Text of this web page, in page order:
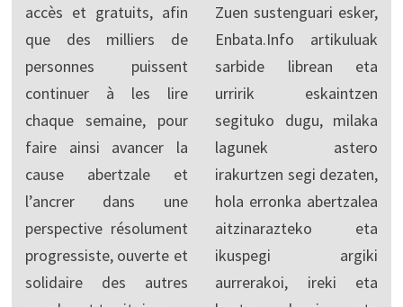
accès et gratuits, afin
que des milliers de
personnes puissent
continuer à les lire
chaque semaine, pour
faire ainsi avancer la
cause abertzale et
l’ancrer dans une
perspective résolument
progressiste, ouverte et
solidaire des autres
Zuen sustenguari esker,
Enbata.Info artikuluak
sarbide librean eta
urririk eskaintzen
segituko dugu, milaka
lagunek astero
irakurtzen segi dezaten,
hola erronka abertzalea
aitzinarazteko eta
ikuspegi argiki
aurrerakoi, ireki eta